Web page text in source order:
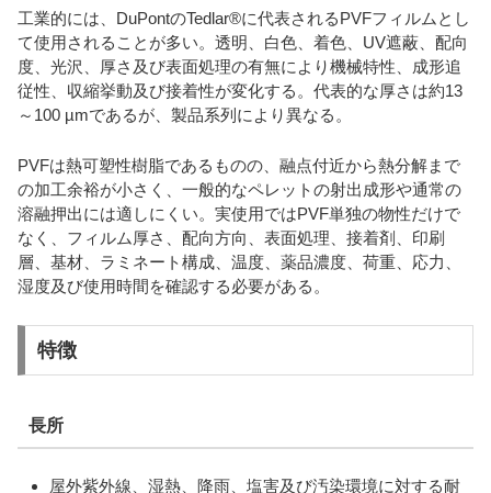
工業的には、DuPontのTedlar®に代表されるPVFフィルムとし
て使用されることが多い。透明、白色、着色、UV遮蔽、配向
度、光沢、厚さ及び表面処理の有無により機械特性、成形追
従性、収縮挙動及び接着性が変化する。代表的な厚さは約13
～100 µmであるが、製品系列により異なる。
PVFは熱可塑性樹脂であるものの、融点付近から熱分解まで
の加工余裕が小さく、一般的なペレットの射出成形や通常の
溶融押出には適しにくい。実使用ではPVF単独の物性だけで
なく、フィルム厚さ、配向方向、表面処理、接着剤、印刷
層、基材、ラミネート構成、温度、薬品濃度、荷重、応力、
湿度及び使用時間を確認する必要がある。
特徴
長所
屋外紫外線、湿熱、降雨、塩害及び汚染環境に対する耐